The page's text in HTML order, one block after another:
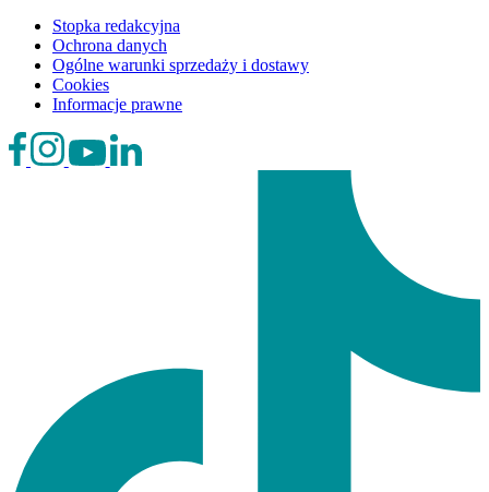
Stopka redakcyjna
Ochrona danych
Ogólne warunki sprzedaży i dostawy
Cookies
Informacje prawne